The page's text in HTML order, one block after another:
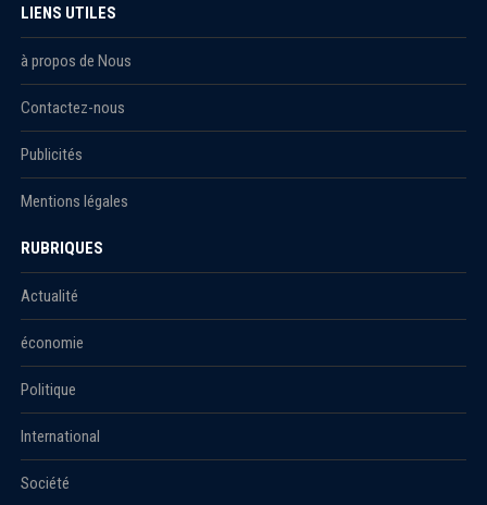
LIENS UTILES
à propos de Nous
Contactez-nous
Publicités
Mentions légales
RUBRIQUES
Actualité
économie
Politique
International
Société